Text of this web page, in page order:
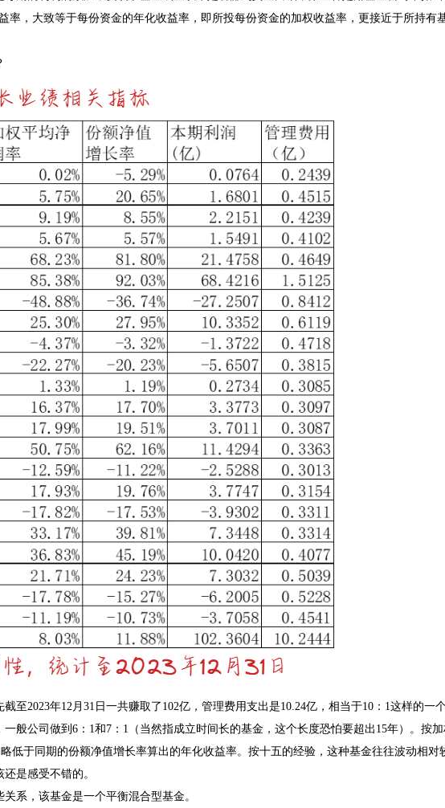
率，大致等于每份资金的年化收益率，即所投每份资金的加权收益率，更接近于所持有
至2023年12月31日一共赚取了102亿，管理费用支出是10.24亿，相当于10：1这样的一
般公司做到6：1和7：1（当然指成立时间长的基金，这个长度恐怕要超出15年）。按
低于同期的份额净值增长率算出的年化收益率。按十五的经验，这种基金往往波动相对
是感受不错的。
系，该基金是一个平衡混合型基金。